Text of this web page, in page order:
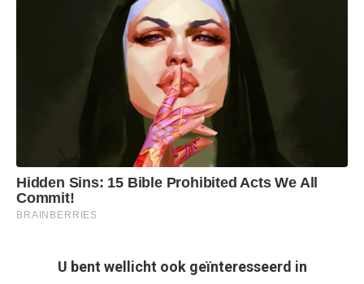
U bent wellicht ook geïnteresseerd in